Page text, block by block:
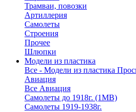
Трамваи, повозки
Артиллерия
Самолеты
Строения
Прочее
Шлюпки
Модели из пластика
Все - Модели из пластика
Авиация
Все Авиация
Самолеты до 1918г. (1МВ)
Самолеты 1919-1938г.